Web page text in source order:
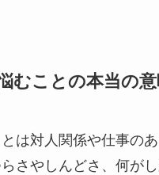
むことの本当の
は対人関係や仕事の
さやしんどさ、何が